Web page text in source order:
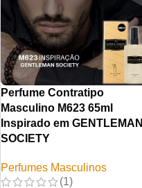
Perfume Contratipo
Masculino M623 65ml
Inspirado em GENTLEMAN
SOCIETY
Perfumes Masculinos
(1)